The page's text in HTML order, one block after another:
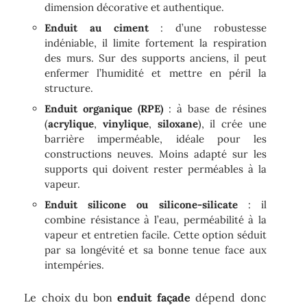
dimension décorative et authentique.
Enduit au ciment: d’une robustesse
indéniable, il limite fortement la respiration
des murs. Sur des supports anciens, il peut
enfermer l’humidité et mettre en péril la
structure.
Enduit organique (RPE) : à base de résines
(acrylique,vinylique, siloxane), il crée une
barrière imperméable, idéale pour les
constructions neuves. Moins adapté sur les
supports qui doivent rester perméables à la
vapeur.
Enduit silicone ou silicone-silicate: il
combine résistance à l’eau, perméabilité à la
vapeur et entretien facile. Cette option séduit
par sa longévité et sa bonne tenue face aux
intempéries.
Le choix du bonenduit façade dépend donc